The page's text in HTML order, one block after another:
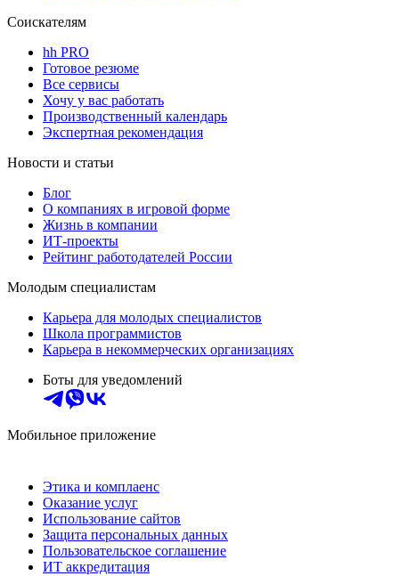
Соискателям
hh PRO
Готовое резюме
Все сервисы
Хочу у вас работать
Производственный календарь
Экспертная рекомендация
Новости и статьи
Блог
О компаниях в игровой форме
Жизнь в компании
ИТ-проекты
Рейтинг работодателей России
Молодым специалистам
Карьера для молодых специалистов
Школа программистов
Карьера в некоммерческих организациях
Боты для уведомлений
Мобильное приложение
Этика и комплаенс
Оказание услуг
Использование сайтов
Защита персональных данных
Пользовательское соглашение
ИТ аккредитация